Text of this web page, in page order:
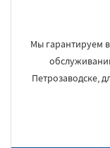
Мы гарантируем
Петрозаводске,